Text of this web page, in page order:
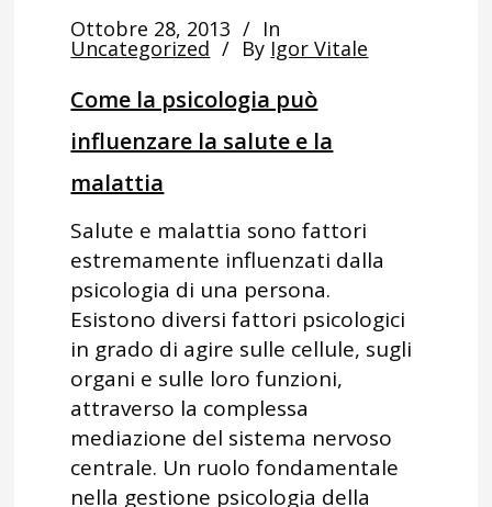
Ottobre 28, 2013 In
Uncategorized By Igor Vitale
Come la psicologia può
influenzare la salute e la
malattia
Salute e malattia sono fattori
estremamente influenzati dalla
psicologia di una persona.
Esistono diversi fattori psicologici
in grado di agire sulle cellule, sugli
organi e sulle loro funzioni,
attraverso la complessa
mediazione del sistema nervoso
centrale. Un ruolo fondamentale
nella gestione psicologia della